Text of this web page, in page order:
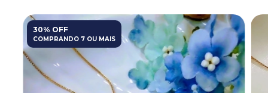
30% OFF
COMPRANDO 7 OU MAIS